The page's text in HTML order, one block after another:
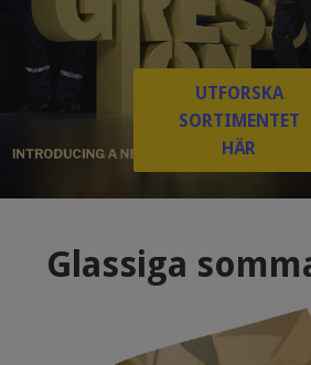
UTFORSKA
SORTIMENTET
HÄR
Glassiga